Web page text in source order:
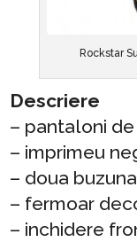
Rockstar
Descriere
– pantaloni
– imprimeu
– doua
– fermoar
– inchidere